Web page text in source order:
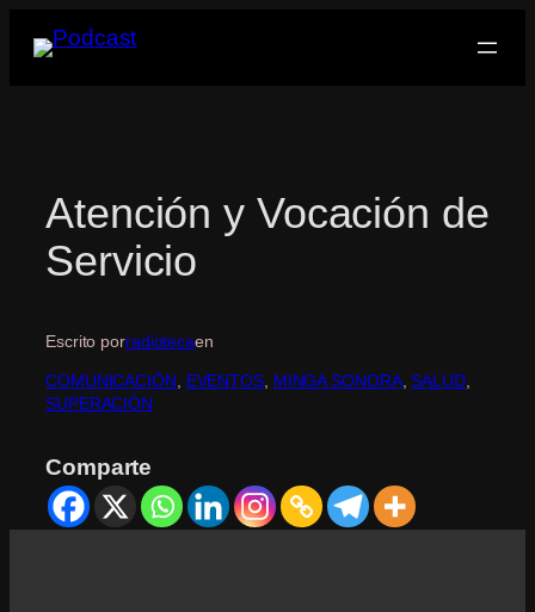
Atención y Vocación de
Servicio
Escrito porradiotecaen
COMUNICACIÓN EVENTOS, MINGA SONORA, SALUD
SUPERACIÓN
Comparte